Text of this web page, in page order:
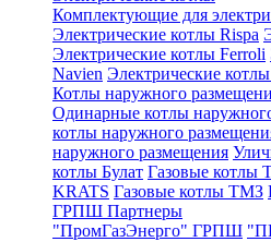
Комплектующие для
Электрические котлы Rispa
Электрические котлы Ferroli
Navien Электрические
Котлы наружного
Одинарные котлы
котлы наружного
наружного размещения
котлы Булат Газовые
KRATS Газовые котлы ТМЗ
ГРПШ Партнеры
"ПромГазЭнерго" ГРПШ